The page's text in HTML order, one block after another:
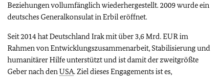
Beziehungen vollumfänglich wiederhergestellt. 2009 wurde ein
deutsches Generalkonsulat in Erbil eröffnet.
Seit 2014 hat Deutschland Irak mit über 3,6 Mrd. EUR im
Rahmen von Entwicklungszusammenarbeit, Stabilisierung und
humanitärer Hilfe unterstützt und ist damit der zweitgrößte
Geber nach denUSA. Ziel dieses Engagements ist es,